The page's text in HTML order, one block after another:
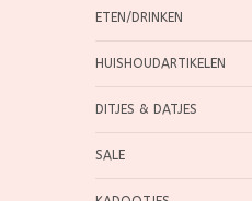
ETEN/DRINKEN
HUISHOUDARTIKELEN
DITJES & DATJES
SALE